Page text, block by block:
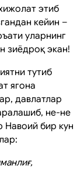
этиб
кейин –
уларнинг
зиёдроқ экан!
тутиб
ягона
давлатлар
не-не
Навоий бир кун